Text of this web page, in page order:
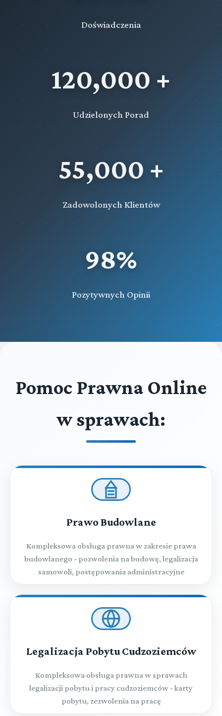
Doświadczenia
120,000 +
Udzielonych Porad
55,000 +
Zadowolonych Klientów
98%
Pozytywnych Opinii
Pomoc Prawna Online
w sprawach:
Prawo Budowlane
Kompleksowa obsługa prawna w zakresie prawa
budowlanego - pozwolenia na budowę, legalizacja
samowoli, postępowania administracyjne
Legalizacja Pobytu Cudzoziemców
Kompleksowa obsługa prawna w sprawach
legalizacji pobytu i pracy cudzoziemców - karty
pobytu, zezwolenia na pracę